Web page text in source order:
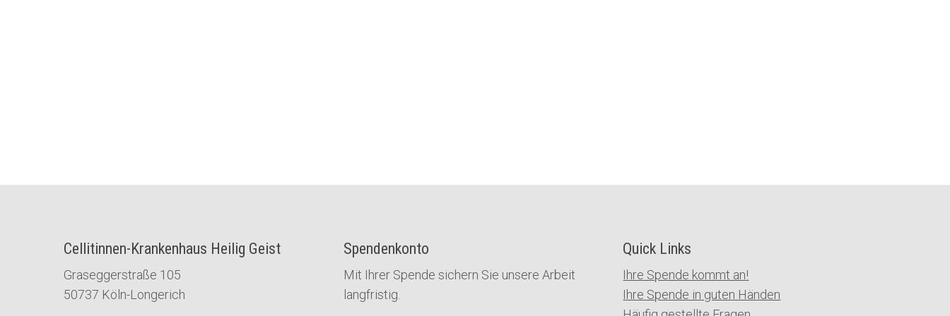
Cellitinnen-Krankenhaus Heilig Geist
Graseggerstraße 105
50737 Köln-Longerich
Spendenkonto
Mit Ihrer Spende sichern Sie unsere Arbeit
langfristig.
Quick Links
Ihre Spende kommt an!
Ihre Spende in guten Händen